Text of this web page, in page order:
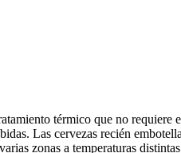
térmico que no requiere
Las cervezas recién
zonas a temperaturas